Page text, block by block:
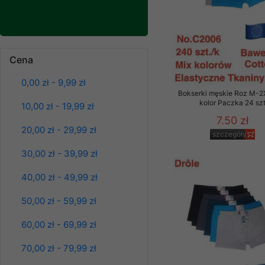
Cena
0,00 zł - 9,99 zł
10,00 zł - 19,99 zł
20,00 zł - 29,99 zł
30,00 zł - 39,99 zł
40,00 zł - 49,99 zł
50,00 zł - 59,99 zł
60,00 zł - 69,99 zł
70,00 zł - 79,99 zł
39.00 zł
szczegóły
Bokserki męskie Roz M-
kolor Paczka 24 szt
7.50 zł
szczegóły
znajdziesz
Potrzebujemy na to
Jeżeli klikniesz
GROUP
Sp. z o.o.
Wyrażenie zgody jest
wpływa na zgodność
Dodatkowe
Twoich danych,
podejmowaniu
Polityka prywatności
Polityka prywatności
Zapewniamy naszym